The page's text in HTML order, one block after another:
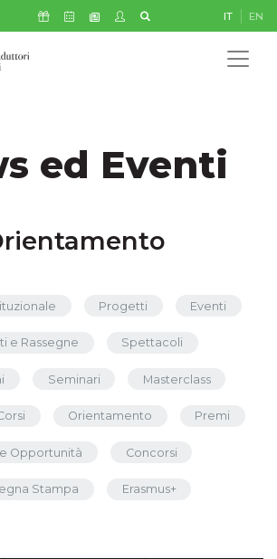
Icona Sostienici
Icona Calendario Eventi
Icona Newsletter
Icona My Civica IT EN
ed Eventi
Progetti Eventi
e Rassegne Spettacoli
Seminari Masterclass
Orientamento Premi
Opportunità Concorsi
Stampa Erasmus+